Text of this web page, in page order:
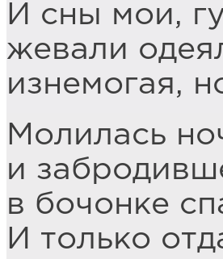
И сны мои,
жевали
изнемогая,
Молилась
и
в бочонке
И только